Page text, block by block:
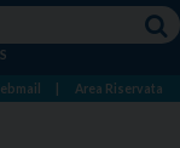
Area Riservata